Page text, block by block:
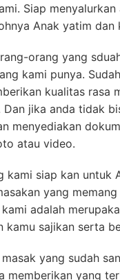
Siap
Anak yatim dan
orang yang
kami punya.
kualitas rasa
jika anda tidak
menyediakan
atau video.
kami siap kan untuk
yang
adalah
sajikan serta
yang sudah
memberikan yang